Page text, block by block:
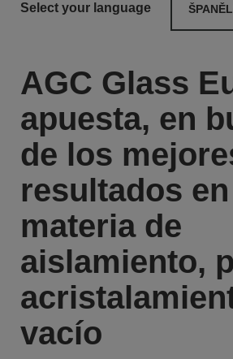
Select your language
AGC Glass
apuesta, en
de los
resultados en
materia de
aislamiento,
vacío